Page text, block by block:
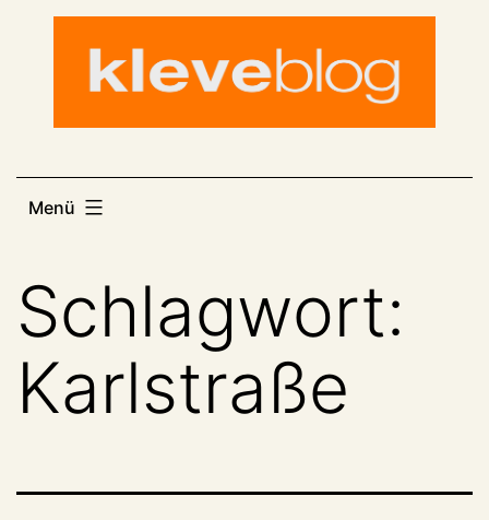
Menü
Schlagwort:
Karlstraße